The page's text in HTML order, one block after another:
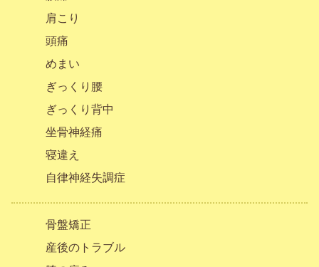
肩こり
頭痛
めまい
ぎっくり腰
ぎっくり背中
坐骨神経痛
寝違え
自律神経失調症
骨盤矯正
産後のトラブル